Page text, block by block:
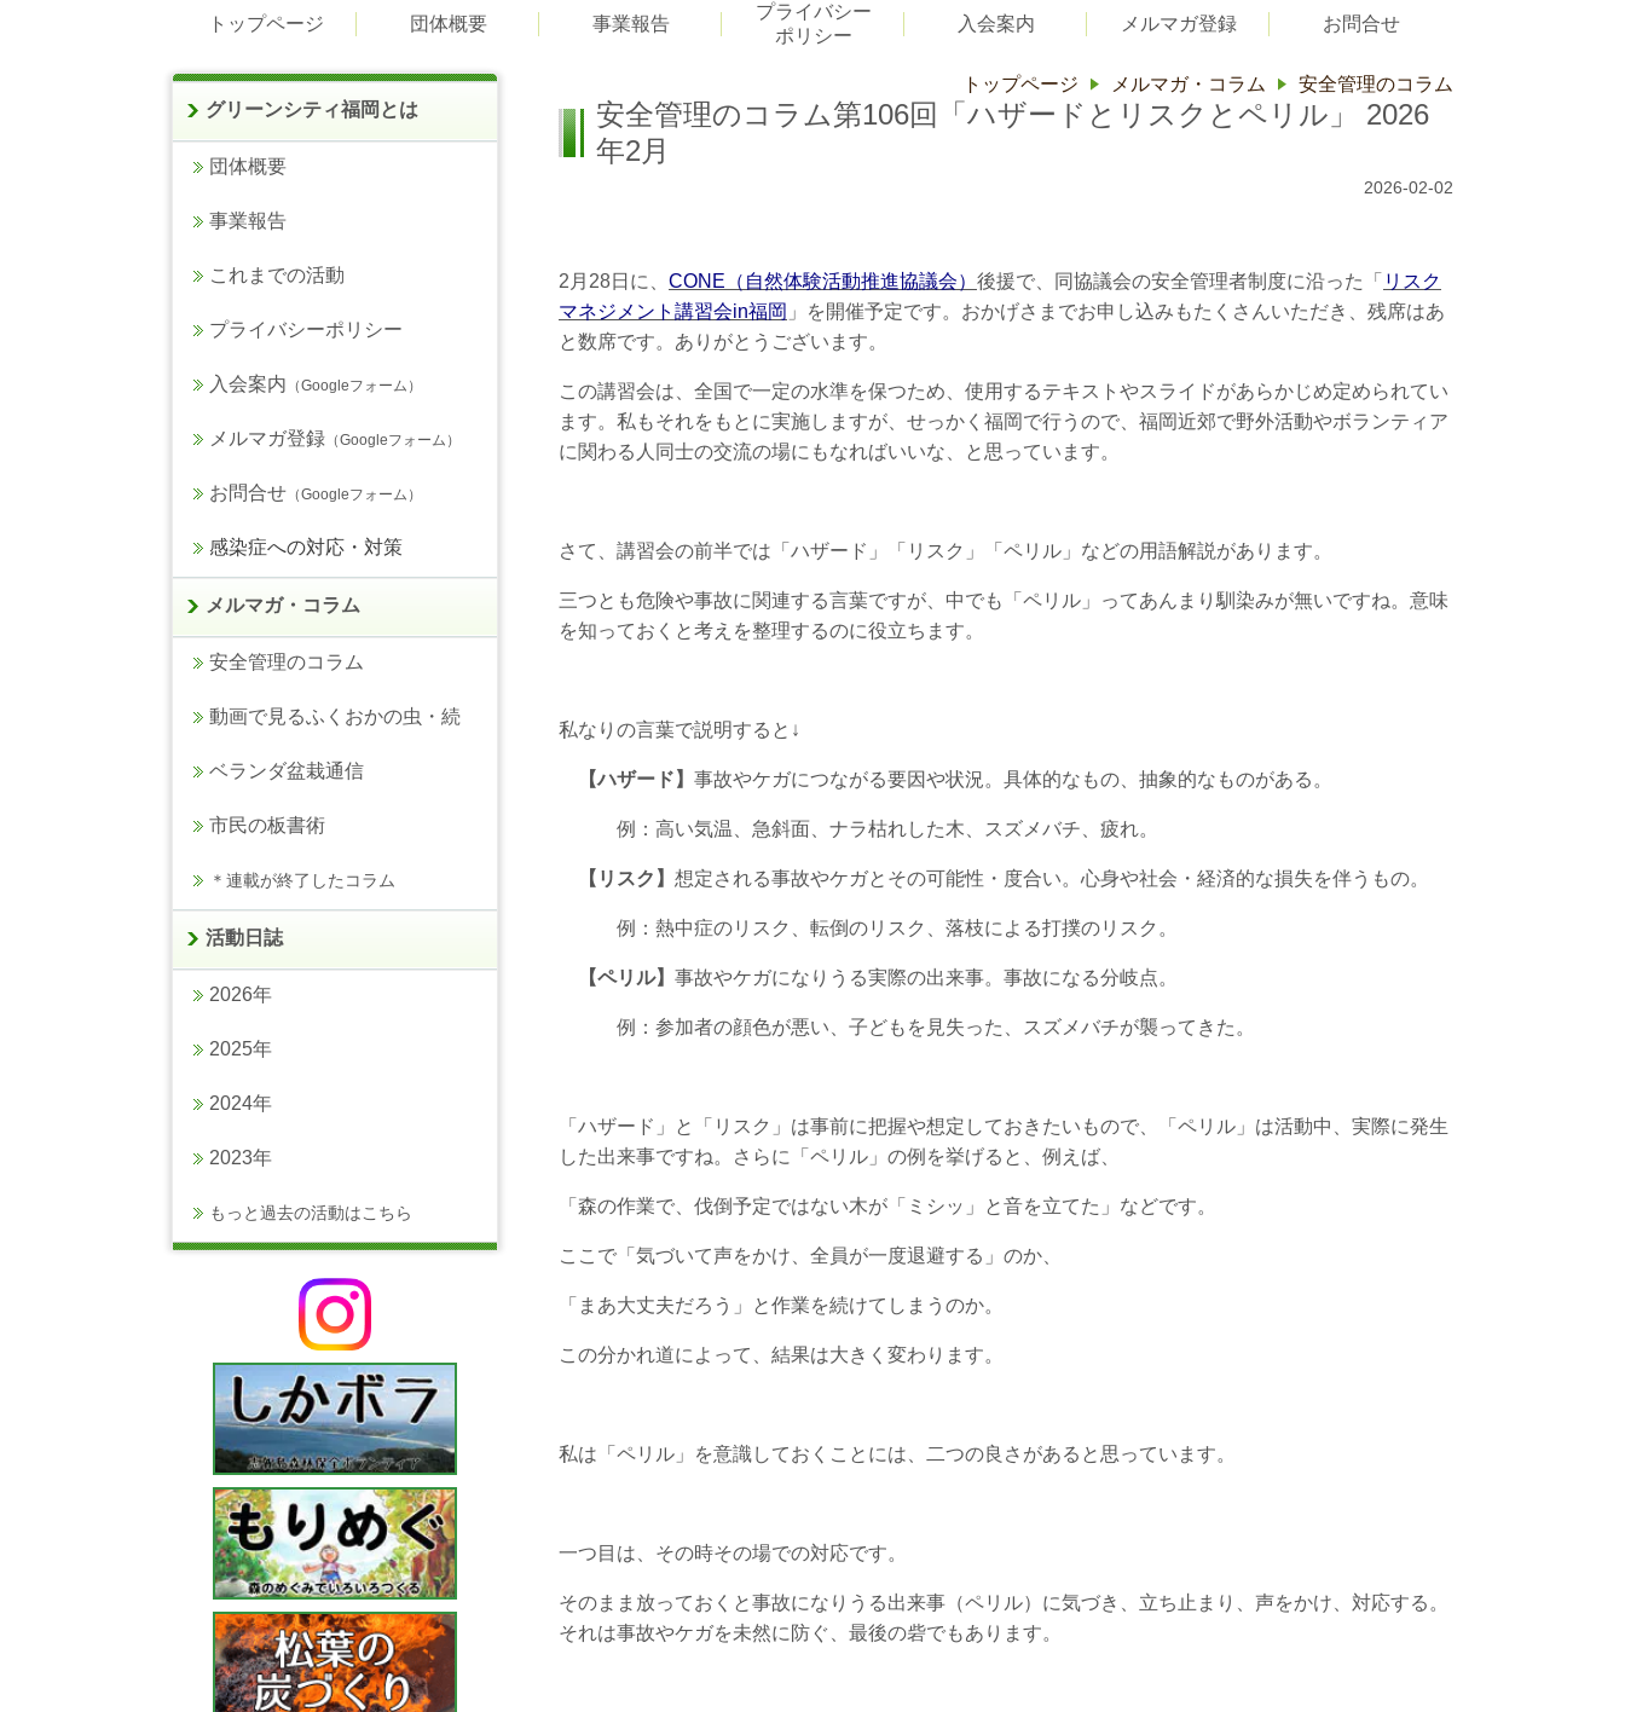
トップページ 団体概要 事業報告
プライバシー
ポリシー
入会案内 メルマガ登録 お問合せ
トップページ メルマガ・コラム 安全管理のコラム
安全管理のコラム第106回「ハザードとリスクとペリル」 2026
年2月
2026-02-02
2月28日に、 CONE（自然体験活動推進協議会） 後援で、同協議会の安全管理者制度に沿った「 リスク
マネジメント講習会in福岡 」を開催予定です。 おかげさまでお申し込みもたくさんいただき、残席はあ
と数席です。ありがとうございます。
この講習会は、全国で一定の水準を保つため、使用するテキストやスライドがあらかじめ定められてい
ます。私もそれをもとに実施しますが、せっかく福岡で行うので、福岡近郊で野外活動やボランティア
に関わる人同士の交流の場にもなればいいな、と思っています。
さて、講習会の前半では「ハザード」「リスク」「ペリル」などの用語解説があります。
三つとも危険や事故に関連する言葉ですが、 中でも「ペリル」ってあんまり馴染みが無いですね。意味
を知っておくと考えを整理するのに役立ちます。
私なりの言葉で説明すると↓
【ハザード】 事故やケガにつながる要因や状況。具体的なもの、抽象的なものがある。
例：高い気温、急斜面、ナラ枯れした木、スズメバチ、疲れ。
【リスク】 想定される事故やケガとその可能性・度合い。心身や社会・経済的な損失を伴うもの。
例：熱中症のリスク、転倒のリスク、落枝による打撲のリスク。
【ペリル】 事故やケガになりうる実際の出来事。事故になる分岐点。
例：参加者の顔色が悪い、子どもを見失った、スズメバチが襲ってきた。
「ハザード」と「リスク」は事前に把握や想定しておきたいもので、「ペリル」は活動中、実際に発生
した出来事ですね。さらに「ペリル」の例を挙げると、例えば、
「森の作業で、伐倒予定ではない木が「ミシッ」と音を立てた」などです。
ここで「気づいて声をかけ、全員が一度退避する」のか、
「まあ大丈夫だろう」と作業を続けてしまうのか。
この分かれ道によって、結果は大きく変わります。
私は「ペリル」を意識しておくことには、二つの良さがあると思っています。
一つ目は、その時その場での対応です。
そのまま放っておくと事故になりうる出来事（ペリル）に気づき、立ち止まり、声をかけ、対応する。
それは事故やケガを未然に防ぐ、最後の砦でもあります。
グリーンシティ福岡とは
団体概要
事業報告
これまでの活動
プライバシーポリシー
入会案内 （Googleフォーム）
メルマガ登録 （Googleフォーム）
お問合せ （Googleフォーム）
感染症への対応・対策
メルマガ・コラム
安全管理のコラム
動画で見るふくおかの虫・続
ベランダ盆栽通信
市民の板書術
＊連載が終了したコラム
活動日誌
2026年
2025年
2024年
2023年
もっと過去の活動はこちら